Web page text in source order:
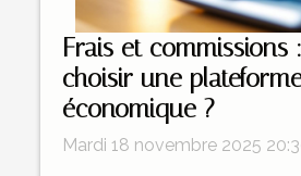
Frais et commissions
choisir une
économique ?
Mardi 18 novembre 2025